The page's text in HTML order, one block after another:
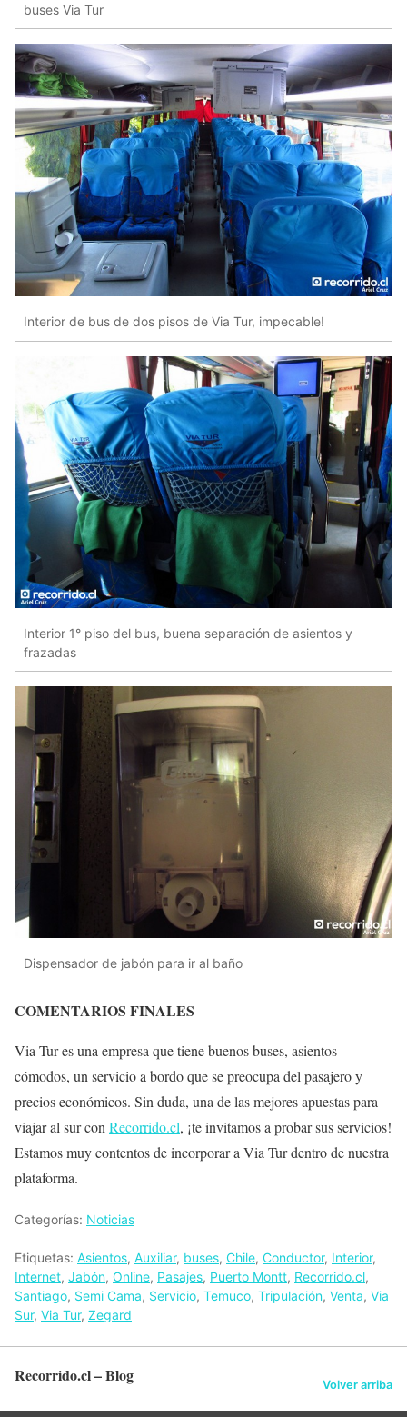
buses Via Tur
Interior de bus de dos pisos de Via Tur, impecable!
Interior 1° piso del bus, buena separación de asientos y
frazadas
Dispensador de jabón para ir al baño
COMENTARIOS FINALES
Via Tur es una empresa que tiene buenos buses, asientos
cómodos, un servicio a bordo que se preocupa del pasajero y
precios económicos. Sin duda, una de las mejores apuestas para
viajar al sur con Recorrido.cl, ¡te invitamos a probar sus servicios!
Estamos muy contentos de incorporar a Via Tur dentro de nuestra
plataforma.
Categorías: Noticias
Etiquetas: Asientos, Auxiliar, buses, Chile, Conductor, Interior,
Internet, Jabón, Online, Pasajes, Puerto Montt, Recorrido.cl,
Santiago, Semi Cama, Servicio, Temuco, Tripulación, Venta, Via
Sur, Via Tur, Zegard
Recorrido.cl – Blog Volver arriba